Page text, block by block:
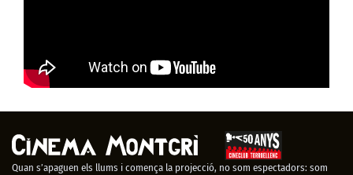
Quan s’apaguen els llums i comença la projecció, no som espectadors: som